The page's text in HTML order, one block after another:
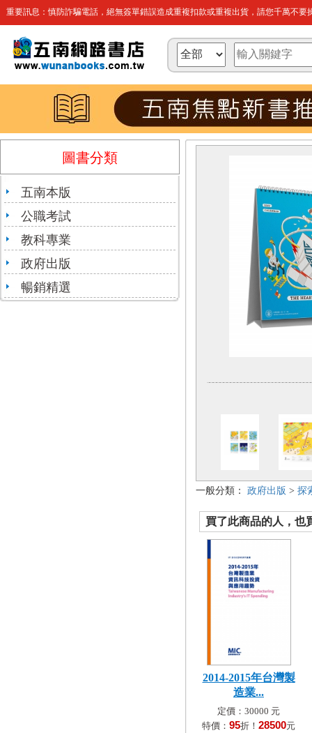
重要訊息：慎防詐騙電話，絕無簽單錯誤造成重複扣款或重複出貨，請您千萬不要
圖書分類
五南本版
公職考試
教科專業
政府出版
暢銷精選
一般分類： 政府出版 > 探
買了此商品的人，也
2014-2015年台灣製
造業...
定價：30000 元
特價： 95折！ 28500元